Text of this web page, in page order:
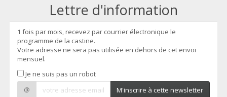
Lettre d'information
1 fois par mois, recevez par courrier électronique le
programme de la castine.
Votre adresse ne sera pas utilisée en dehors de cet envoi
mensuel.
Je ne suis pas un robot
@
M'inscrire à cette newsletter